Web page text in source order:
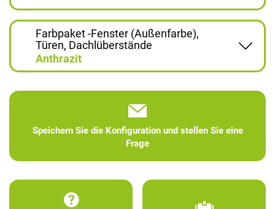
Farbpaket -Fenster (Außenfarbe),
Türen, Dachlüberstände
Anthrazit
Speichern Sie die Konfiguration und stellen Sie eine
Frage